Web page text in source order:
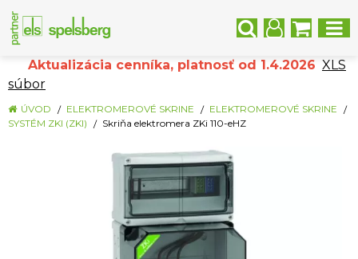
Aktualizácia cenníka, platnosť od 1.4.2026 XLS
súbor
ÚVOD ELEKTROMEROVÉ SKRINE
ELEKTROMEROVÉ SKRINE
SYSTÉM ZKI (ZKI)
Skriňa elektromera ZKi 110-eHZ